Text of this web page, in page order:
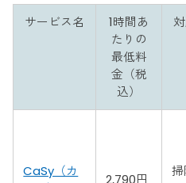
サービス名
1時間あ
たりの
最低料
金（税
込）
CaSy（カ
2,790円
掃